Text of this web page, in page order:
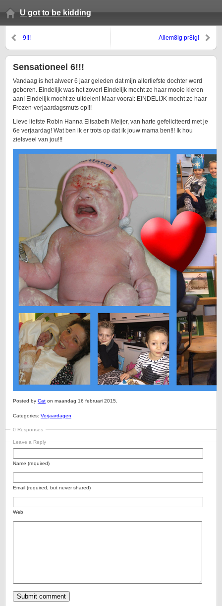
U got to be kidding
9!!! Allem8ig pr8ig!
Sensationeel 6!!!
Vandaag is het alweer 6 jaar geleden dat mijn allerliefste dochter werd
geboren. Eindelijk was het zover! Eindelijk mocht ze haar mooie kleren
aan! Eindelijk mocht ze uitdelen! Maar vooral: EINDELIJK mocht ze haar
Frozen-verjaardagsmuts op!!!
Lieve liefste Robin Hanna Elisabeth Meijer, van harte gefeliciteerd met je
6e verjaardag! Wat ben ik er trots op dat ik jouw mama ben!!! Ik hou
zielsveel van jou!!!
Posted by Cat on maandag 16 februari 2015.
Categories: Verjaardagen
0 Responses
Leave a Reply
Name (required)
Email (required, but never shared)
Web